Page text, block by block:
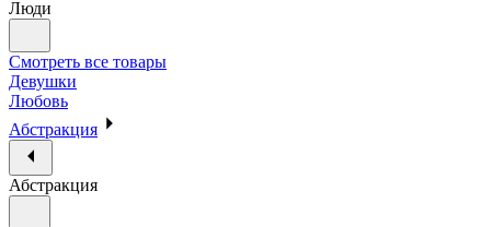
Люди
Смотреть все товары
Девушки
Любовь
Абстракция
Абстракция